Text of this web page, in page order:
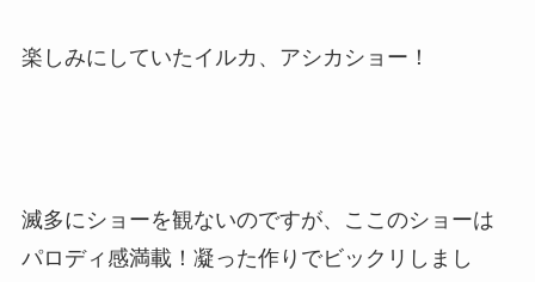
楽しみにしていたイルカ、アシカショー！
滅多にショーを観ないのですが、ここのショーは
パロディ感満載！凝った作りでビックリしまし